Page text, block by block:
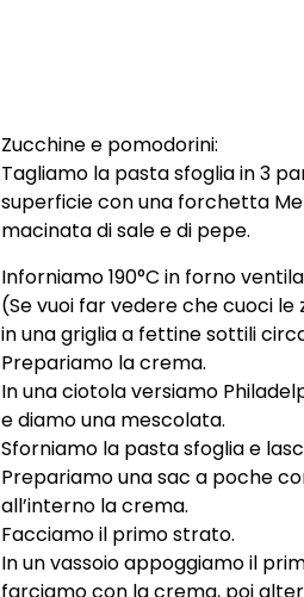
Zucchine e pomodorini:
Tagliamo la pasta sfoglia in 3
superficie con una forchetta
macinata di sale e di pepe.
Inforniamo 190°C in forno
(Se vuoi far vedere che cuoci
in una griglia a fettine sottili
Prepariamo la crema.
In una ciotola versiamo
e diamo una mescolata.
Sforniamo la pasta sfoglia e
Prepariamo una sac a poche
all’interno la crema.
Facciamo il primo strato.
In un vassoio appoggiamo il